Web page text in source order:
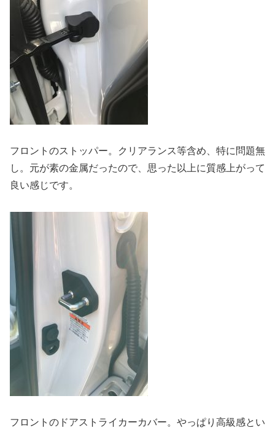
フロントのストッパー。クリアランス等含め、特に問題無
し。元が素の金属だったので、思った以上に質感上がって
良い感じです。
フロントのドアストライカーカバー。やっぱり高級感とい